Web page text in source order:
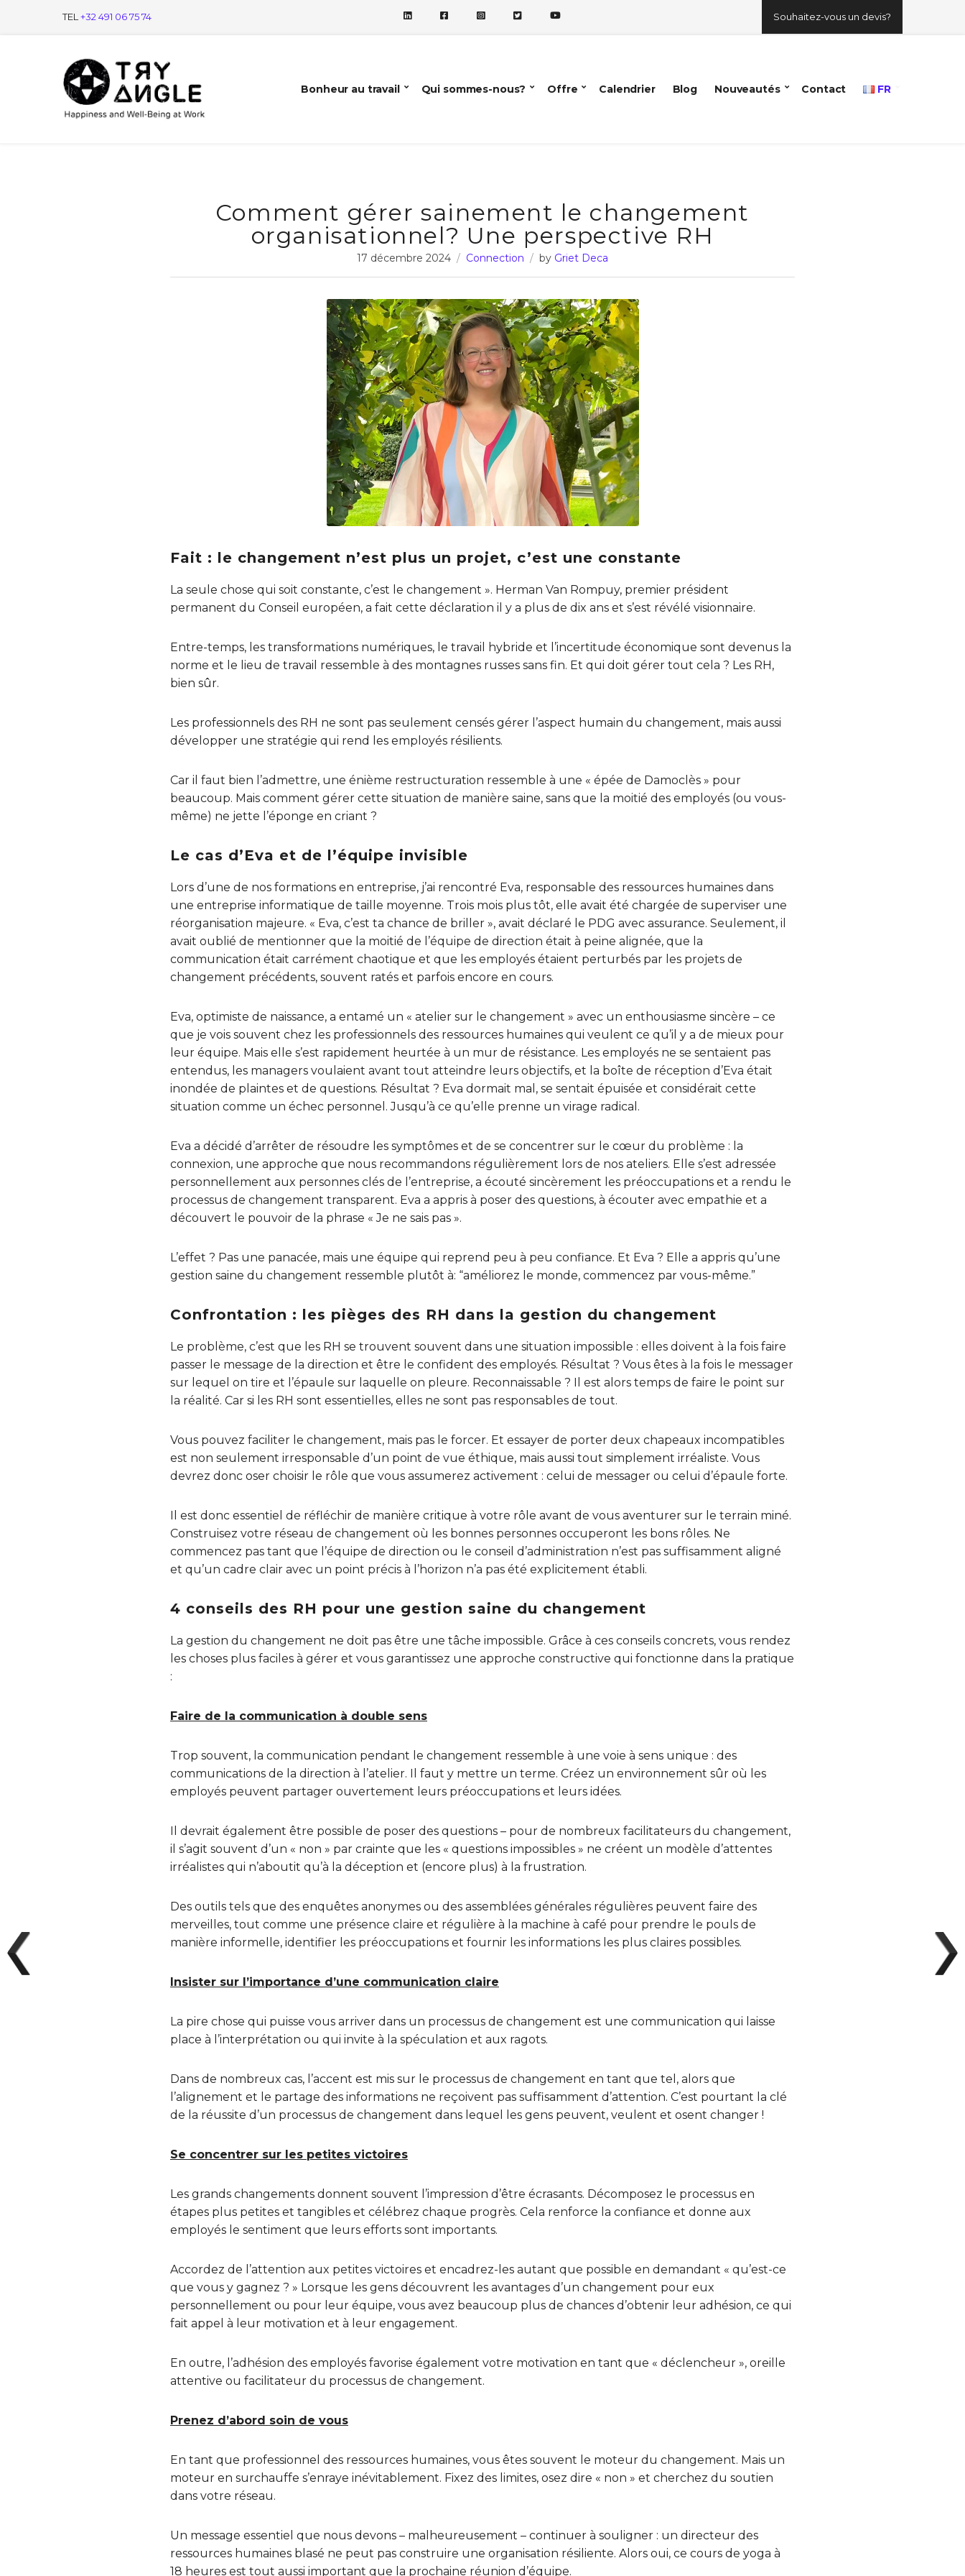
TEL +32 491 06 75 74 Souhaitez-vous un devis?
Bonheur au travail Qui sommes-nous? Offre Calendrier Blog Nouveautés Contact FR
Comment gérer sainement le changement
organisationnel? Une perspective RH
17 décembre 2024 Connection by Griet Deca
Fait : le changement n’est plus un projet, c’est une constante
La seule chose qui soit constante, c’est le changement ». Herman Van Rompuy, premier président
permanent du Conseil européen, a fait cette déclaration il y a plus de dix ans et s’est révélé visionnaire.
Entre-temps, les transformations numériques, le travail hybride et l’incertitude économique sont devenus la
norme et le lieu de travail ressemble à des montagnes russes sans fin. Et qui doit gérer tout cela ? Les RH,
bien sûr.
Les professionnels des RH ne sont pas seulement censés gérer l’aspect humain du changement, mais aussi
développer une stratégie qui rend les employés résilients.
Car il faut bien l’admettre, une énième restructuration ressemble à une « épée de Damoclès » pour
beaucoup. Mais comment gérer cette situation de manière saine, sans que la moitié des employés (ou vous-
même) ne jette l’éponge en criant ?
Le cas d’Eva et de l’équipe invisible
Lors d’une de nos formations en entreprise, j’ai rencontré Eva, responsable des ressources humaines dans
une entreprise informatique de taille moyenne. Trois mois plus tôt, elle avait été chargée de superviser une
réorganisation majeure. « Eva, c’est ta chance de briller », avait déclaré le PDG avec assurance. Seulement, il
avait oublié de mentionner que la moitié de l’équipe de direction était à peine alignée, que la
communication était carrément chaotique et que les employés étaient perturbés par les projets de
changement précédents, souvent ratés et parfois encore en cours.
Eva, optimiste de naissance, a entamé un « atelier sur le changement » avec un enthousiasme sincère – ce
que je vois souvent chez les professionnels des ressources humaines qui veulent ce qu’il y a de mieux pour
leur équipe. Mais elle s’est rapidement heurtée à un mur de résistance. Les employés ne se sentaient pas
entendus, les managers voulaient avant tout atteindre leurs objectifs, et la boîte de réception d’Eva était
inondée de plaintes et de questions. Résultat ? Eva dormait mal, se sentait épuisée et considérait cette
situation comme un échec personnel. Jusqu’à ce qu’elle prenne un virage radical.
Eva a décidé d’arrêter de résoudre les symptômes et de se concentrer sur le cœur du problème : la
connexion, une approche que nous recommandons régulièrement lors de nos ateliers. Elle s’est adressée
personnellement aux personnes clés de l’entreprise, a écouté sincèrement les préoccupations et a rendu le
processus de changement transparent. Eva a appris à poser des questions, à écouter avec empathie et a
découvert le pouvoir de la phrase « Je ne sais pas ».
L’effet ? Pas une panacée, mais une équipe qui reprend peu à peu confiance. Et Eva ? Elle a appris qu’une
gestion saine du changement ressemble plutôt à: “améliorez le monde, commencez par vous-même.”
Confrontation : les pièges des RH dans la gestion du changement
Le problème, c’est que les RH se trouvent souvent dans une situation impossible : elles doivent à la fois faire
passer le message de la direction et être le confident des employés. Résultat ? Vous êtes à la fois le messager
sur lequel on tire et l’épaule sur laquelle on pleure. Reconnaissable ? Il est alors temps de faire le point sur
la réalité. Car si les RH sont essentielles, elles ne sont pas responsables de tout.
Vous pouvez faciliter le changement, mais pas le forcer. Et essayer de porter deux chapeaux incompatibles
est non seulement irresponsable d’un point de vue éthique, mais aussi tout simplement irréaliste. Vous
devrez donc oser choisir le rôle que vous assumerez activement : celui de messager ou celui d’épaule forte.
Il est donc essentiel de réfléchir de manière critique à votre rôle avant de vous aventurer sur le terrain miné.
Construisez votre réseau de changement où les bonnes personnes occuperont les bons rôles. Ne
commencez pas tant que l’équipe de direction ou le conseil d’administration n’est pas suffisamment aligné
et qu’un cadre clair avec un point précis à l’horizon n’a pas été explicitement établi.
4 conseils des RH pour une gestion saine du changement
La gestion du changement ne doit pas être une tâche impossible. Grâce à ces conseils concrets, vous rendez
les choses plus faciles à gérer et vous garantissez une approche constructive qui fonctionne dans la pratique
:
Faire de la communication à double sens
Trop souvent, la communication pendant le changement ressemble à une voie à sens unique : des
communications de la direction à l’atelier. Il faut y mettre un terme. Créez un environnement sûr où les
employés peuvent partager ouvertement leurs préoccupations et leurs idées.
Il devrait également être possible de poser des questions – pour de nombreux facilitateurs du changement,
il s’agit souvent d’un « non » par crainte que les « questions impossibles » ne créent un modèle d’attentes
irréalistes qui n’aboutit qu’à la déception et (encore plus) à la frustration.
Des outils tels que des enquêtes anonymes ou des assemblées générales régulières peuvent faire des
merveilles, tout comme une présence claire et régulière à la machine à café pour prendre le pouls de
manière informelle, identifier les préoccupations et fournir les informations les plus claires possibles.
Insister sur l’importance d’une communication claire
La pire chose qui puisse vous arriver dans un processus de changement est une communication qui laisse
place à l’interprétation ou qui invite à la spéculation et aux ragots.
Dans de nombreux cas, l’accent est mis sur le processus de changement en tant que tel, alors que
l’alignement et le partage des informations ne reçoivent pas suffisamment d’attention. C’est pourtant la clé
de la réussite d’un processus de changement dans lequel les gens peuvent, veulent et osent changer !
Se concentrer sur les petites victoires
Les grands changements donnent souvent l’impression d’être écrasants. Décomposez le processus en
étapes plus petites et tangibles et célébrez chaque progrès. Cela renforce la confiance et donne aux
employés le sentiment que leurs efforts sont importants.
Accordez de l’attention aux petites victoires et encadrez-les autant que possible en demandant « qu’est-ce
que vous y gagnez ? » Lorsque les gens découvrent les avantages d’un changement pour eux
personnellement ou pour leur équipe, vous avez beaucoup plus de chances d’obtenir leur adhésion, ce qui
fait appel à leur motivation et à leur engagement.
En outre, l’adhésion des employés favorise également votre motivation en tant que « déclencheur », oreille
attentive ou facilitateur du processus de changement.
Prenez d’abord soin de vous
En tant que professionnel des ressources humaines, vous êtes souvent le moteur du changement. Mais un
moteur en surchauffe s’enraye inévitablement. Fixez des limites, osez dire « non » et cherchez du soutien
dans votre réseau.
Un message essentiel que nous devons – malheureusement – continuer à souligner : un directeur des
ressources humaines blasé ne peut pas construire une organisation résiliente. Alors oui, ce cours de yoga à
18 heures est tout aussi important que la prochaine réunion d’équipe.